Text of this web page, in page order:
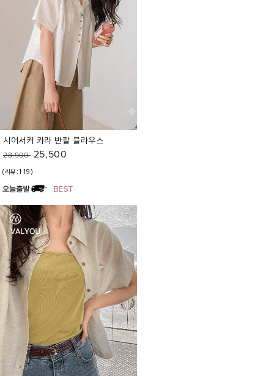
시어서커 카라 반팔 블라우스
28,900 25,500
(리뷰:119)